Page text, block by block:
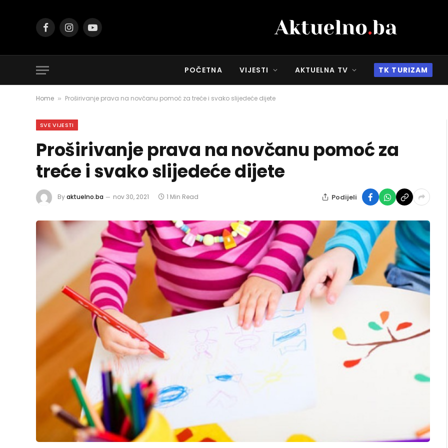
FacebookInstagramYouTube
POČETNA VIJESTI AKTUELNA TV TK TURIZAM
Home » Proširivanje prava na novčanu pomoć za treće i svako slijedeće dijete
SVE VIJESTI
Proširivanje prava na novčanu pomoć za
treće i svako slijedeće dijete
Byaktuelno.ba nov 30, 2021 1 Min Read Podijeli